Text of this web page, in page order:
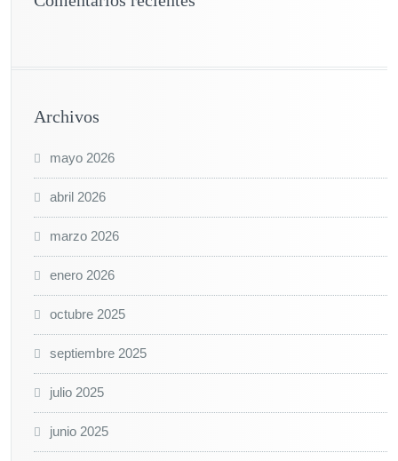
Archivos
mayo 2026
abril 2026
marzo 2026
enero 2026
octubre 2025
septiembre 2025
julio 2025
junio 2025